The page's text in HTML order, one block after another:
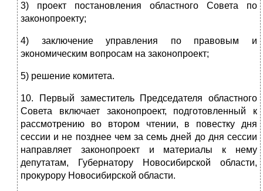
3) проект постановления областного Совета по
законопроекту;
4) заключение управления по правовым и
экономическим вопросам на законопроект;
5) решение комитета.
10. Первый заместитель Председателя областного
Совета включает законопроект, подготовленный к
рассмотрению во втором чтении, в повестку дня
сессии и не позднее чем за семь дней до дня сессии
направляет законопроект и материалы к нему
депутатам, Губернатору Новосибирской области,
прокурору Новосибирской области.